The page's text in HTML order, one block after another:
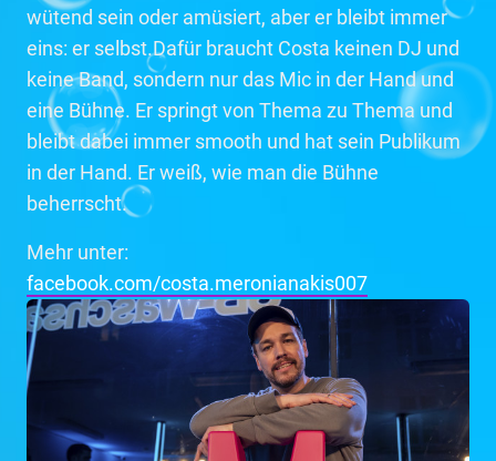
wütend sein oder amüsiert, aber er bleibt immer
eins: er selbst.Dafür braucht Costa keinen DJ und
keine Band, sondern nur das Mic in der Hand und
eine Bühne. Er springt von Thema zu Thema und
bleibt dabei immer smooth und hat sein Publikum
in der Hand. Er weiß, wie man die Bühne
beherrscht.
Mehr unter:
facebook.com/costa.meronianakis007